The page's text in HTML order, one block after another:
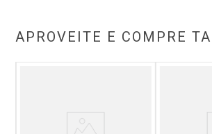
APROVEITE E COMPRE